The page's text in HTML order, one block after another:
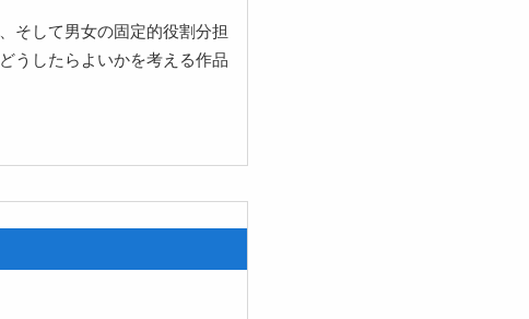
そして男女の固定的役割分担
うしたらよいかを考える作品